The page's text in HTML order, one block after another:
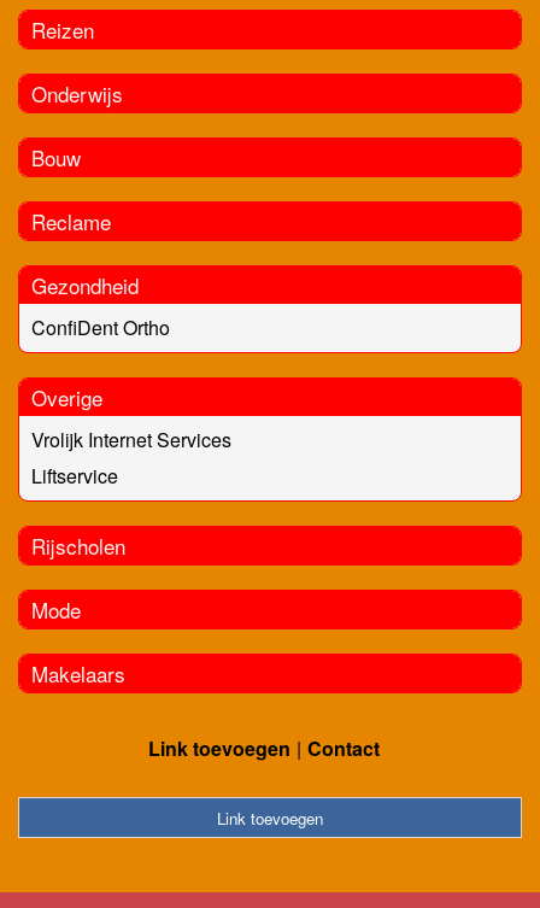
Reizen
Onderwijs
Bouw
Reclame
Gezondheid
ConfiDent Ortho
Overige
Vrolijk Internet Services
Liftservice
Rijscholen
Mode
Makelaars
Link toevoegen Contact
Link toevoegen